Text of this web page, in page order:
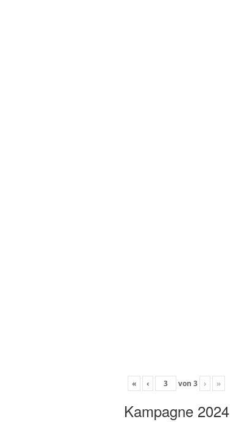
« ‹ von 3 › »
Kampagne 2024